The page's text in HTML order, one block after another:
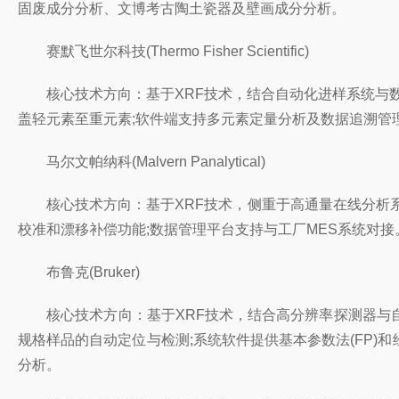
固废成分分析、文博考古陶土瓷器及壁画成分分析。
赛默飞世尔科技(Thermo Fisher Scientific)
核心技术方向：基于XRF技术，结合自动化进样系统与
盖轻元素至重元素;软件端支持多元素定量分析及数据追溯
马尔文帕纳科(Malvern Panalytical)
核心技术方向：基于XRF技术，侧重于高通量在线分析
校准和漂移补偿功能;数据管理平台支持与工厂MES系统对
布鲁克(Bruker)
核心技术方向：基于XRF技术，结合高分辨率探测器与
规格样品的自动定位与检测;系统软件提供基本参数法(FP)
分析。